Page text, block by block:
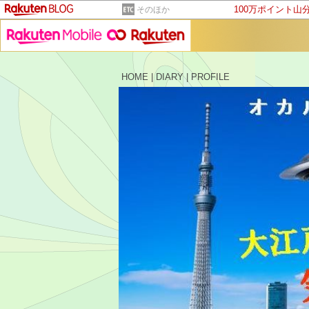
そのほか 100万ポイント山
HOME | DIARY| PROFILE